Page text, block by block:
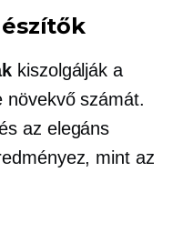
kiszolgálják a
növekvő számát.
az elegáns
mint az